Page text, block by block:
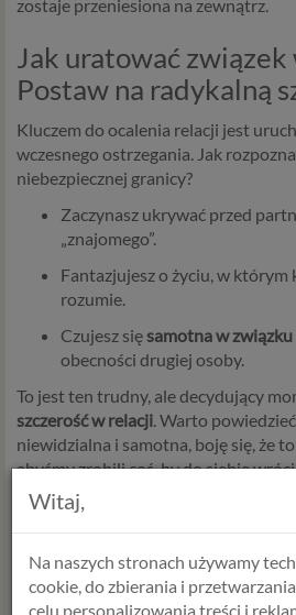
zostaje przeniesiona na zewnątrz.
Jak uratować związek
Postaw na radykalną
Kluczem do ocalenia relacji jest
wczesnego ostrzegania. Jak
niebezpiecznej granicy?
Zaczynasz ukrywać przed
„znajomego”.
Fantazjujesz o życiu, w którym
rozumie.
Czujesz sięsamotna w związku
obecności drugiej osoby.
To jest ten trudny, ale decydujący
szczerość w relacji. Warto
niewidzialna i samotna, boję się, że
abyśmy zrobili coś, by do siebie
boczne drzwi do ucieczki, spróbuj
Psychoterapia par
odbudowanie
Witaj,
Na naszych stronach używamy
cookie, do zbierania i
celu personalizowania treści i